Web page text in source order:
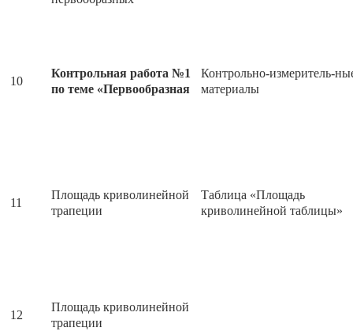
10
Контрольная работа №1
по теме «Первообразная
Контрольно-измеритель-
материалы
11
Площадь криволинейной
трапеции
Таблица «Площадь
криволинейной таблицы»
12
Площадь криволинейной
трапеции